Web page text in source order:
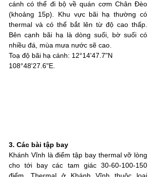
cánh có thể đi bộ về quán cơm Chân Đèo
(khoảng 15p). Khu vực bãi hạ thường có
thermal và có thể bắt lên từ độ cao thấp.
Bên cạnh bãi hạ là dòng suối, bờ suối có
nhiều đá, mùa mưa nước sẽ cao.
Toạ độ bãi hạ cánh: 12°14'47.7"N
108°48'27.6"E.
3. Các bài tập bay
Khánh Vĩnh là điểm tập bay thermal vỡ lòng
cho tới bay các tam giác 30-60-100-150